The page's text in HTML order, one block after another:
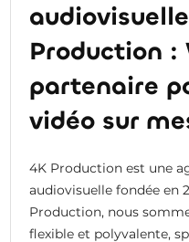
Production :
partenaire
vidéo sur
4K Production est une
audiovisuelle fondée en
Production, nous
flexible et polyvalente,